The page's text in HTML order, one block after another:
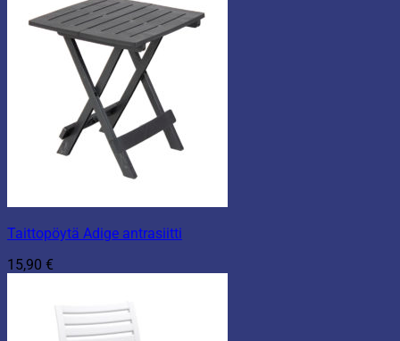
Taittopöytä Adige antrasiitti
15,90 €